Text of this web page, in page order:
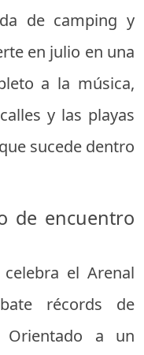
de camping y
en julio en una
a la música,
y las playas
sucede dentro
de encuentro
el Arenal
récords de
Orientado a un